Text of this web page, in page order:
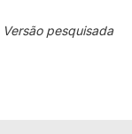
Versão pesquisada